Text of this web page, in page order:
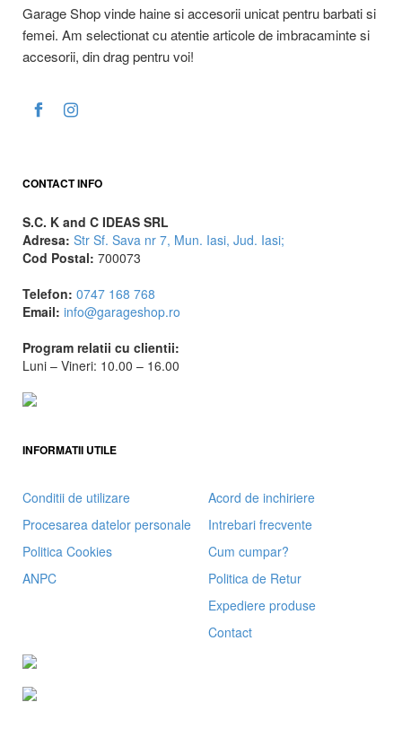
Garage Shop vinde haine si accesorii unicat pentru barbati si
femei. Am selectionat cu atentie articole de imbracaminte si
accesorii, din drag pentru voi!
CONTACT INFO
S.C. K and C IDEAS SRL
Adresa: Str Sf. Sava nr 7, Mun. Iasi, Jud. Iasi;
Cod Postal: 700073
Telefon: 0747 168 768
Email: info@garageshop.ro
Program relatii cu clientii:
Luni – Vineri: 10.00 – 16.00
INFORMATII UTILE
Conditii de utilizare
Procesarea datelor personale
Politica Cookies
ANPC
Acord de inchiriere
Intrebari frecvente
Cum cumpar?
Politica de Retur
Expediere produse
Contact